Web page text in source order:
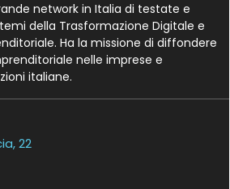
network in Italia di testate e
della Trasformazione Digitale e
Ha la missione di diffondere
nelle imprese e
italiane.
22